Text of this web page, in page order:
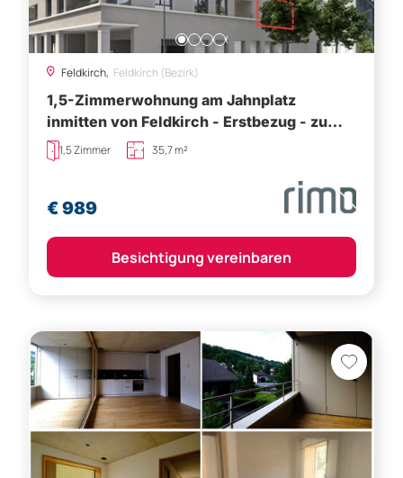
Feldkirch, Feldkirch (Bezirk)
1,5-Zimmerwohnung am Jahnplatz
inmitten von Feldkirch - Erstbezug - zu
mieten - Top A1.2
1,5 Zimmer 35,7 m²
€ 989
Besichtigung vereinbaren